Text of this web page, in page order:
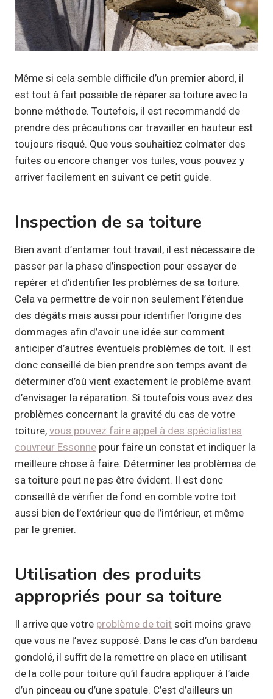
Même si cela semble difficile d’un premier abord, il
est tout à fait possible de réparer sa toiture avec la
bonne méthode. Toutefois, il est recommandé de
prendre des précautions car travailler en hauteur est
toujours risqué. Que vous souhaitiez colmater des
fuites ou encore changer vos tuiles, vous pouvez y
arriver facilement en suivant ce petit guide.
Inspection de sa toiture
Bien avant d’entamer tout travail, il est nécessaire de
passer par la phase d’inspection pour essayer de
repérer et d’identifier les problèmes de sa toiture.
Cela va permettre de voir non seulement l’étendue
des dégâts mais aussi pour identifier l’origine des
dommages afin d’avoir une idée sur comment
anticiper d’autres éventuels problèmes de toit. Il est
donc conseillé de bien prendre son temps avant de
déterminer d’où vient exactement le problème avant
d’envisager la réparation. Si toutefois vous avez des
problèmes concernant la gravité du cas de votre
toiture, vous pouvez faire appel à des spécialistes
couvreur Essonne pour faire un constat et indiquer la
meilleure chose à faire. Déterminer les problèmes de
sa toiture peut ne pas être évident. Il est donc
conseillé de vérifier de fond en comble votre toit
aussi bien de l’extérieur que de l’intérieur, et même
par le grenier.
Utilisation des produits
appropriés pour sa toiture
Il arrive que votre problème de toit soit moins grave
que vous ne l’avez supposé. Dans le cas d’un bardeau
gondolé, il suffit de la remettre en place en utilisant
de la colle pour toiture qu’il faudra appliquer à l’aide
d’un pinceau ou d’une spatule. C’est d’ailleurs un